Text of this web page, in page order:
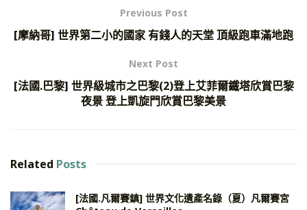
Previous Post
[摩納哥] 世界第二小的國家 有錢人的天堂 頂級跑車滿地跑
Next Post
[法國.巴黎] 世界級城市之巴黎(2)登上艾菲爾鐵塔欣賞巴黎
夜景 登上凱旋門欣賞巴黎美景
Related Posts
[法國.凡爾賽鎮] 世界文化遺產名錄（夏）凡爾賽宮